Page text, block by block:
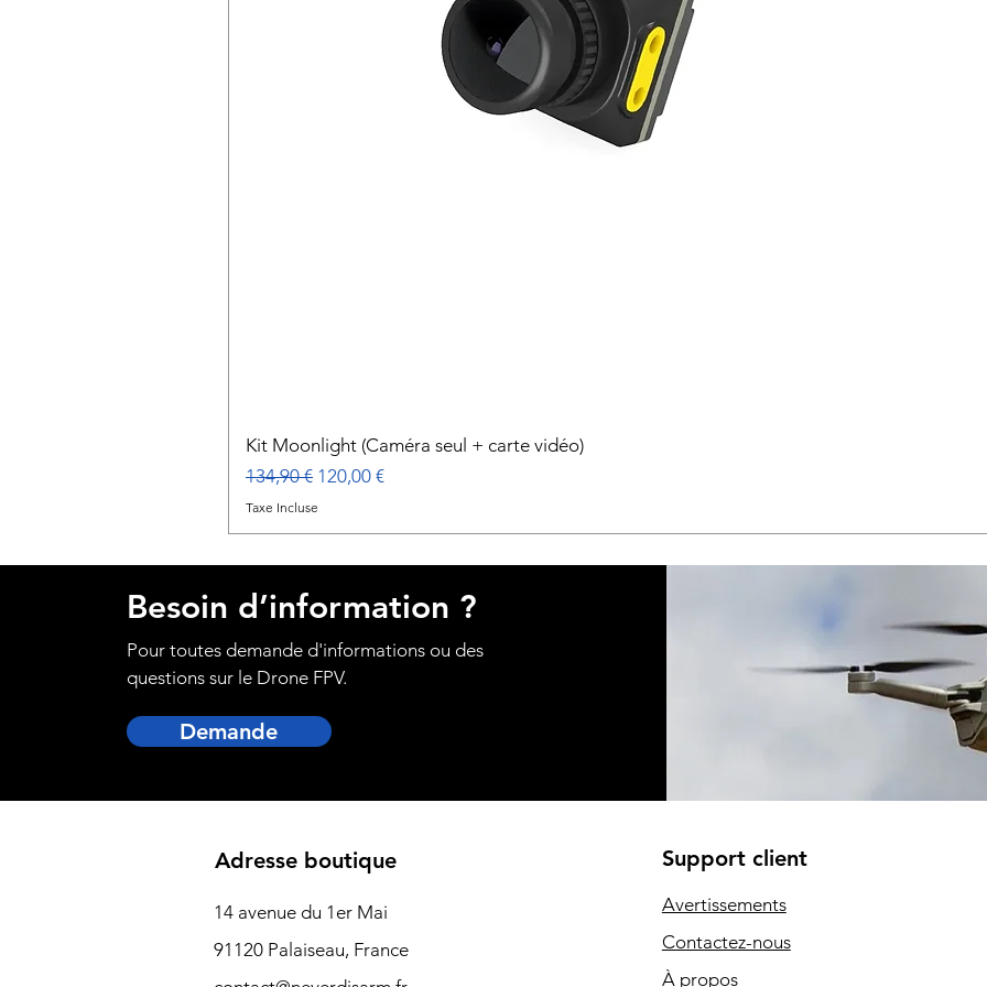
Kit Moonlight (Caméra seul + carte vidéo)
Prix original
134,90 € Prix promotionnel
120,00 €
Taxe Incluse
Besoin d’information ?
Pour toutes demande d'informations ou des
questions sur le Drone FPV.
Demande
Adresse boutique
14 avenue du 1er Mai
91120 Palaiseau, France
Support client
Avertissements
Contactez-nous
À propos